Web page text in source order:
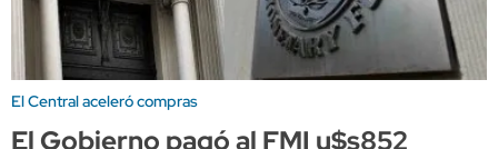
El Central aceleró compras
El Gobierno pagó al FMI u$s852